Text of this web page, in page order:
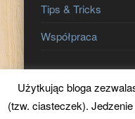
Tips & Tricks
Współpraca
Znajdź nas
Użytkując bloga
(tzw. ciasteczek).